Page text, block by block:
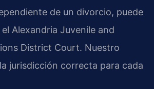
de un divorcio, puede
Alexandria Juvenile and
District Court. Nuestro
jurisdicción correcta para cada